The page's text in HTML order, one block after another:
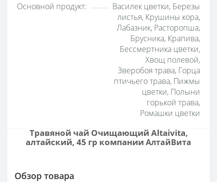
Основной продукт:
Василек цветки, Березы
листья, Крушины кора,
Лабазник, Расторопша,
Брусника, Крапива,
Бессмертника цветки,
Хвощ полевой,
Зверобоя трава, Горца
птичьего трава, Пижмы
цветки, Полыни
горькой трава,
Ромашки цветки
Травяной чай Очищающий Altaivita,
алтайский, 45 гр компании АлтайВита
Обзор товара